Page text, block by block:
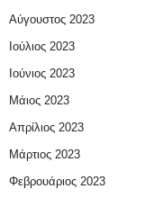
Αύγουστος 2023
Ιούλιος 2023
Ιούνιος 2023
Μάιος 2023
Απρίλιος 2023
Μάρτιος 2023
Φεβρουάριος 2023